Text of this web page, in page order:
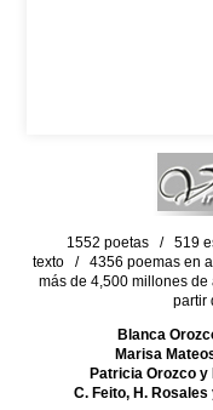
1552 poetas / 519
texto / 4356 poemas en
más de 4,500 millones
partir
Blanca
Marisa
Patricia Orozco y
C. Feito, H.